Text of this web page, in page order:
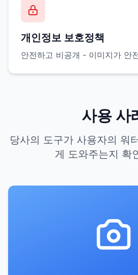
개인정보 보호정책
안전하고 비공개 - 이미지가 안
사용 사
당사의 도구가 사용자의 워
게 도와주는지 확